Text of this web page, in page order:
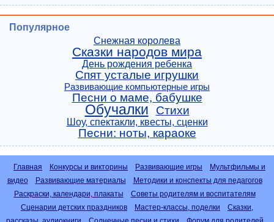
Популярное
Снежная королева
Сказки народов мира
День рождения ребенка
Спят усталые игрушки
Развивающие компьютерные игры
Песни о маме, бабушке
Обучалки Стихи
Шоу, спектакли, квесты, сценки
Песни: ноты, караоке
Главная Конкурсы и викторины Развивающие игры
Мультфильмы и
видео
Развивающие материалы
Методики и конспекты для педагогов
Раскраски, календари, плакаты
Советы родителям и воспитателям
Сценарии детских праздников
Мастер-классы, поделки
Сказки,